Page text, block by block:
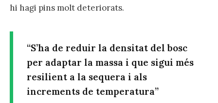
hi hagi pins molt deteriorats.
“S’ha de reduir la densitat del bosc
per adaptar la massa i que sigui més
resilient a la sequera i als
increments de temperatura”